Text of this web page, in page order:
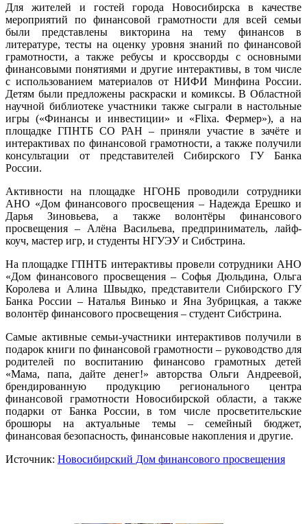
Для жителей и гостей города Новосибирска в качестве
мероприятий по финансовой грамотности для всей семьи
были представлены викторина на тему финансов в
литературе, тесты на оценку уровня знаний по финансовой
грамотности, а также ребусы и кроссворды с основными
финансовыми понятиями и другие интерактивы, в том числе
с использованием материалов от НИФИ Минфина России.
Детям были предложены раскраски и комиксы. В Областной
научной библиотеке участники также сыграли в настольные
игры («Финансы и инвестиции» и «Flixa. Фермер»), а на
площадке ГПНТБ СО РАН – приняли участие в зачёте и
интерактивах по финансовой грамотности, а также получили
консультации от представителей Сибирского ГУ Банка
России.
Активности на площадке НГОНБ проводили сотрудники
АНО «Дом финансового просвещения – Надежда Ерешко и
Дарья Зиновьева, а также волонтёры финансового
просвещения – Алёна Васильева, предприниматель, лайф-
коуч, мастер игр, и студенты НГУЭУ и Сибстрина.
На площадке ГПНТБ интерактивы провели сотрудники АНО
«Дом финансового просвещения – Софья Дюльдина, Ольга
Королева и Алина Швыдко, представители Сибирского ГУ
Банка России – Наталья Винько и Яна Зубрицкая, а также
волонтёр финансового просвещения – студент Сибстрина.
Самые активные семьи-участники интерактивов получили в
подарок книги по финансовой грамотности – руководство для
родителей по воспитанию финансово грамотных детей
«Мама, папа, дайте денег!» авторства Ольги Андреевой,
брендированную продукцию регионального центра
финансовой грамотности Новосибирской области, а также
подарки от Банка России, в том числе просветительские
брошюры на актуальные темы – семейный бюджет,
финансовая безопасность, финансовые накопления и другие.
Источник: Новосибирский Дом финансового просвещения